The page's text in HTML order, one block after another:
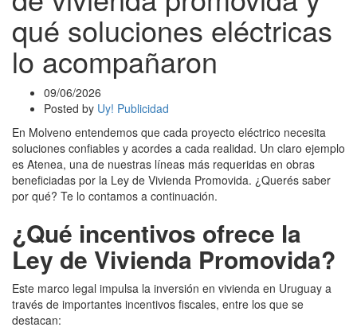
qué soluciones eléctricas
lo acompañaron
09/06/2026
Posted by Uy! Publicidad
En Molveno entendemos que cada proyecto eléctrico necesita
soluciones confiables y acordes a cada realidad. Un claro ejemplo
es Atenea, una de nuestras líneas más requeridas en obras
beneficiadas por la Ley de Vivienda Promovida. ¿Querés saber
por qué? Te lo contamos a continuación.
¿Qué incentivos ofrece la
Ley de Vivienda Promovida?
Este marco legal impulsa la inversión en vivienda en Uruguay a
través de importantes incentivos fiscales, entre los que se
destacan: